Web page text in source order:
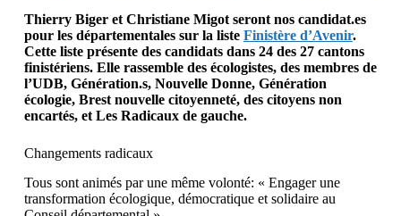
Thierry Biger et Christiane Migot seront nos candidat.es
pour les départementales sur la liste Finistère d’Avenir.
Cette liste présente des candidats dans 24 des 27 cantons
finistériens. Elle rassemble des écologistes, des membres de
l’UDB, Génération.s, Nouvelle Donne, Génération
écologie, Brest nouvelle citoyenneté, des citoyens non
encartés, et Les Radicaux de gauche.
Changements radicaux
Tous sont animés par une même volonté: « Engager une
transformation écologique, démocratique et solidaire au